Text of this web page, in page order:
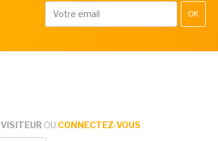
OK
VISITEUR OU CONNECTEZ-VOUS